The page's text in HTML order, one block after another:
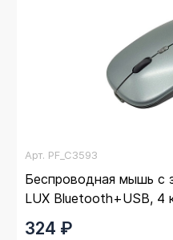
Арт. PF_C3593
Беспроводная мышь с
LUX Bluetooth+USB, 4
324 ₽